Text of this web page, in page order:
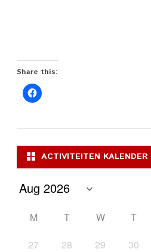
Share this:
ACTIVITEITEN KALENDER
M T W T
27
28 29 30